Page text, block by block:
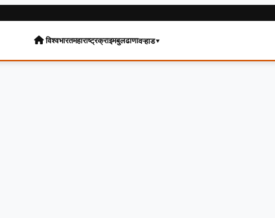
विश्वभारतमहाराष्ट्रक्राइमबुलढाणावऱ्हाड▾